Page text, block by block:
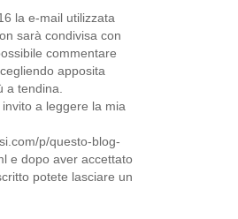
la e-mail utilizzata
sarà condivisa con
commentare
apposita
a tendina.
a leggere la mia
p/questo-blog-
e dopo aver accettato
potete lasciare un